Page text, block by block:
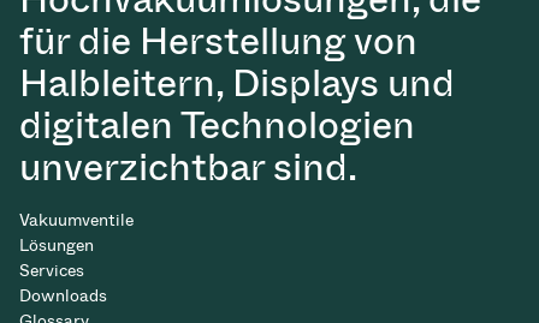
für die Herstellung von
Halbleitern, Displays und
digitalen Technologien
unverzichtbar sind.
Vakuumventile
Lösungen
Services
Downloads